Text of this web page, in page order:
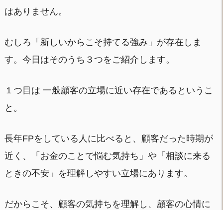
はありません。
むしろ「新しいからこそ持てる強み」が存在しま
す。今日はそのうち３つをご紹介します。
１つ目は 一般顧客の立場に近い存在であるというこ
と。
長年FPをしている人に比べると、顧客だった時期が
近く、「お金のことで悩む気持ち」や「相談に来る
ときの不安」を理解しやすい立場にあります。
だからこそ、顧客の気持ちを理解し、顧客の心情に